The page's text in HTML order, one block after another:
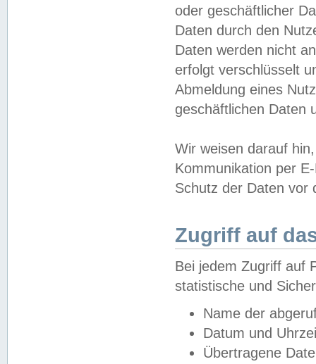
oder geschäftlicher
Daten durch den
Daten werden nicht
erfolgt verschlüsselt
Abmeldung eines
geschäftlichen Daten
Wir weisen darauf
Kommunikation per
Schutz der Daten vor
Zugriff auf
Bei jedem Zugriff auf
statistische und
Name der
Datum und
Übertragene